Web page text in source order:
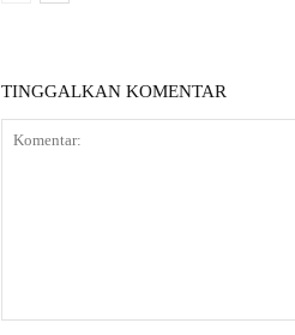
TINGGALKAN KOMENTAR